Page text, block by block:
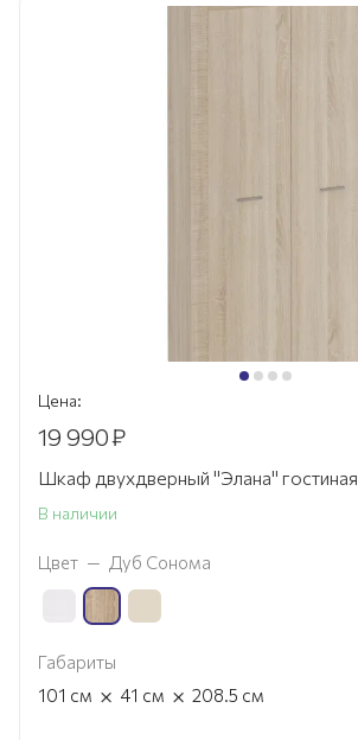
Цена:
19 990₽
Шкаф двухдверный "Элана" гостиная
В наличии
Цвет — Дуб Сонома
Габариты
101 см × 41 см × 208.5 см